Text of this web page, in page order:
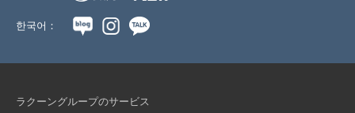
한국어：
ラクーングループのサービス